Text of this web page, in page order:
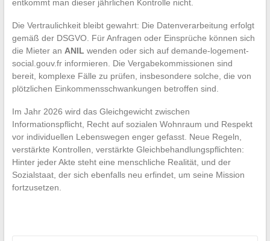
entkommt man dieser jährlichen Kontrolle nicht.
Die Vertraulichkeit bleibt gewahrt: Die Datenverarbeitung erfolgt
gemäß der DSGVO. Für Anfragen oder Einsprüche können sich
die Mieter an ANIL wenden oder sich auf demande-logement-
social.gouv.fr informieren. Die Vergabekommissionen sind
bereit, komplexe Fälle zu prüfen, insbesondere solche, die von
plötzlichen Einkommensschwankungen betroffen sind.
Im Jahr 2026 wird das Gleichgewicht zwischen
Informationspflicht, Recht auf sozialen Wohnraum und Respekt
vor individuellen Lebenswegen enger gefasst. Neue Regeln,
verstärkte Kontrollen, verstärkte Gleichbehandlungspflichten:
Hinter jeder Akte steht eine menschliche Realität, und der
Sozialstaat, der sich ebenfalls neu erfindet, um seine Mission
fortzusetzen.